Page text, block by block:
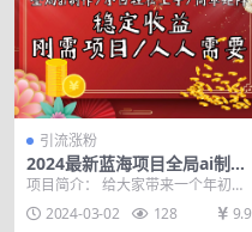
引流涨粉
2024最新蓝海项目全局ai制作
视频，小白轻松上手，简单矩
项目简介： 给大家带来一个年初刚
需项目，经济环境不好的情况下人
人都想翻身，利用躺...
2024-03-02 128 9.9